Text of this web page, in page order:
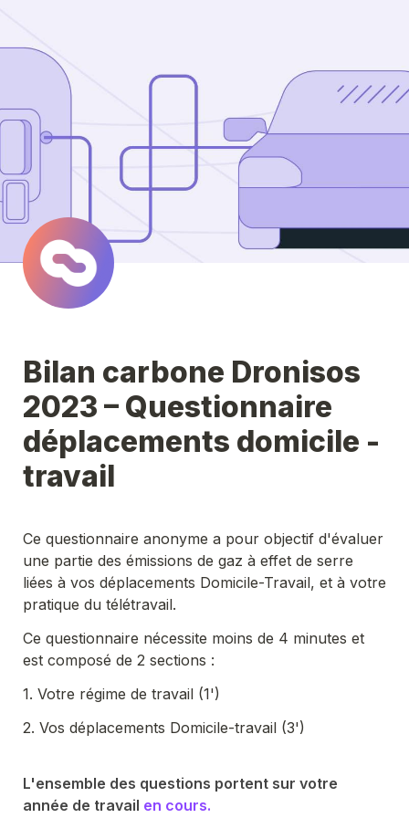
Bilan carbone Dronisos
2023 – Questionnaire
déplacements domicile -
travail
Ce questionnaire anonyme a pour objectif d'évaluer
une partie des émissions de gaz à effet de serre
liées à vos déplacements Domicile-Travail, et à votre
pratique du télétravail.
Ce questionnaire nécessite moins de 4 minutes et
est composé de 2 sections :
1. Votre régime de travail (1')
2. Vos déplacements Domicile-travail (3')
L'ensemble des questions portent sur votre
année de travail en cours.